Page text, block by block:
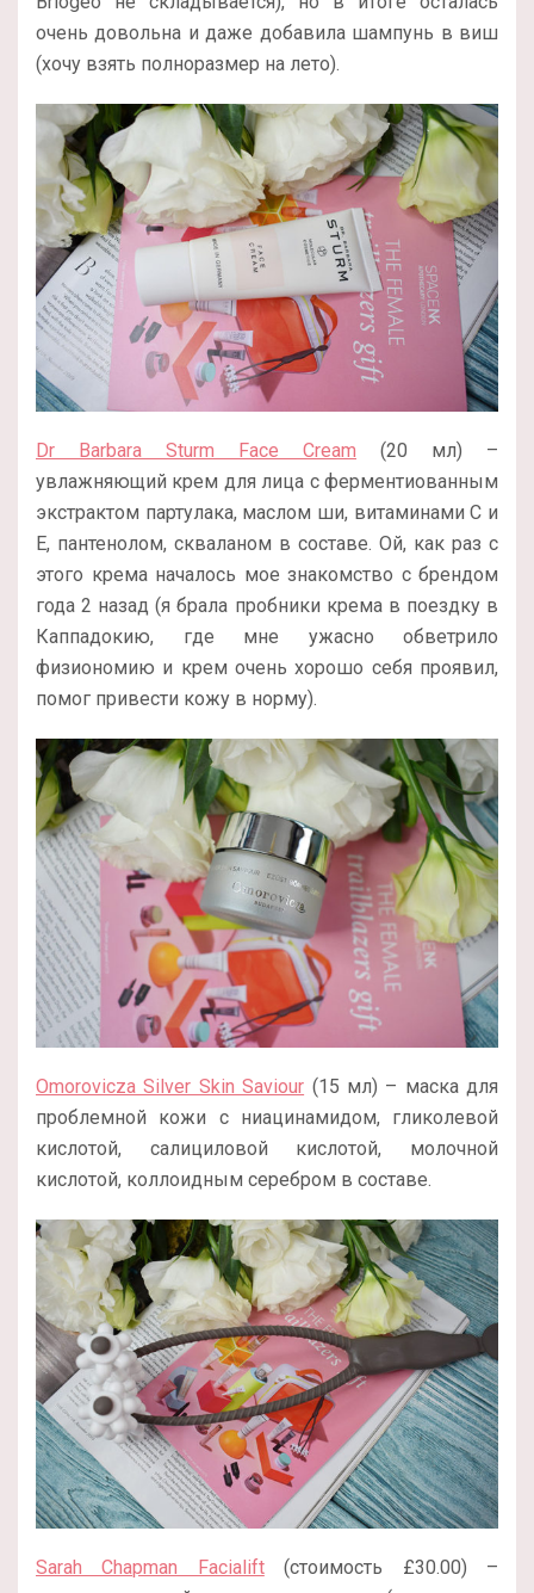
очень довольна и даже добавила шампунь в виш
(хочу взять полноразмер на лето).
Dr Barbara Sturm Face Cream (20 мл) –
увлажняющий крем для лица с ферментиованным
экстрактом партулака, маслом ши, витаминами С и
Е, пантенолом, скваланом в составе. Ой, как раз с
этого крема началось мое знакомство с брендом
года 2 назад (я брала пробники крема в поездку в
Каппадокию, где мне ужасно обветрило
физиономию и крем очень хорошо себя проявил,
помог привести кожу в норму).
Omorovicza Silver Skin Saviour (15 мл) – маска для
проблемной кожи с ниацинамидом, гликолевой
кислотой, салициловой кислотой, молочной
кислотой, коллоидным серебром в составе.
Sarah Chapman Facialift(стоимость £30.00) –